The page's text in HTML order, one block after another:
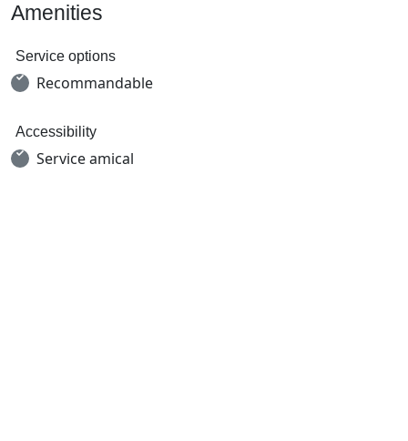
Amenities
Service options
Recommandable
Accessibility
Service amical